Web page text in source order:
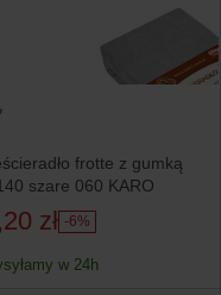
frotte z gumką
szare 060 KARO
zł -6%
w 24h